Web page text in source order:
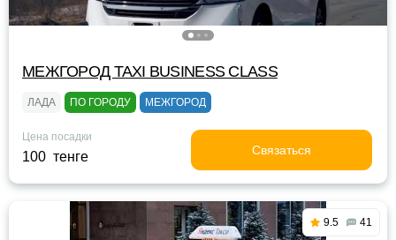
МЕЖГОРОД TAXI BUSINESS CLASS
ЛАДА ПО ГОРОДУ МЕЖГОРОД
Цена посадки
100 тенге Связаться
9.5 41